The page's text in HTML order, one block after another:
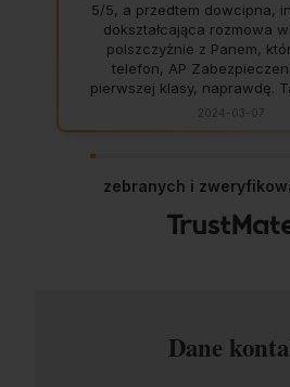
5/5, a przedtem dowcipna,
dokształcająca rozmowa
polszczyżnie z Panem,
telefon, AP
pierwszej klasy, naprawdę.
to skarb, dają z siebie 100
zadowolić klienta. Świetnie,
2024-03-07
zebranych i
Dane